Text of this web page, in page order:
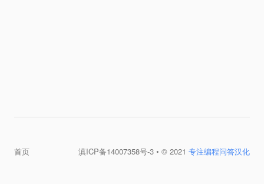
首页 滇ICP备14007358号-3 • © 2021 专注编程问答汉化